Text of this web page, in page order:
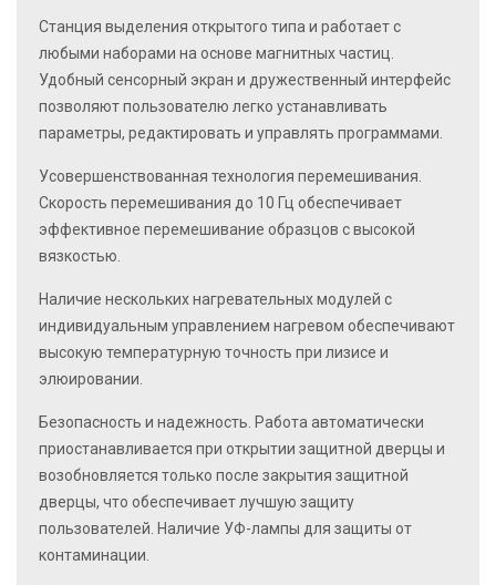
Станция выделения открытого типа и работает с
любыми наборами на основе магнитных частиц.
Удобный сенсорный экран и дружественный интерфейс
позволяют пользователю легко устанавливать
параметры, редактировать и управлять программами.
Усовершенствованная технология перемешивания
Скорость перемешивания до 10 Гц обеспечивает
эффективное перемешивание образцов с высокой
вязкостью.
Наличие нескольких нагревательных модулей с
индивидуальным управлением нагревом обеспечивают
высокую температурную точность при лизисе и
элюировании.
Безопасность и надежность . Работа автоматически
приостанавливается при открытии защитной дверцы и
возобновляется только после закрытия защитной
дверцы, что обеспечивает лучшую защиту
пользователей. Наличие УФ-лампы для защиты от
контаминации.